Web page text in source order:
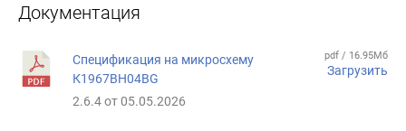
Документация
Спецификация на микросхему
К1967ВН04BG
2.6.4 от 05.05.2026
pdf / 16.95Мб
Загрузить